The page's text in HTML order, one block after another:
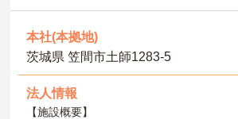
本社(本拠地)
茨城県 笠間市土師1283-5
法人情報
【施設概要】